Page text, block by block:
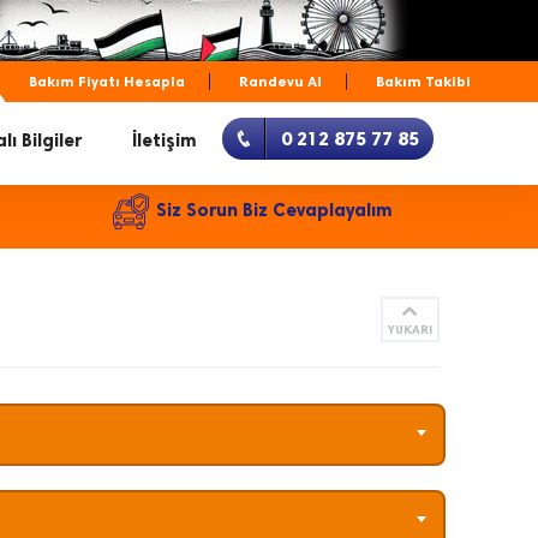
Bakım Fiyatı Hesapla Randevu Al Bakım Takibi
Bilgiler İletişim 0 212 875 77 85
Siz Sorun Biz Cevaplayalım
YUKARI